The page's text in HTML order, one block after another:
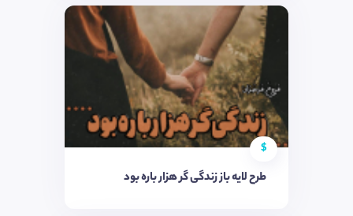
$
طرح لایه باز زندگی گر هزار باره بود